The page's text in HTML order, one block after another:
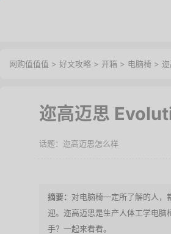
网购值值值 > 好文攻略 > 开箱 > 电脑椅 >
迩高迈思
迩高迈思怎么样
对电脑椅一定所了解的人，
迎。迩高迈思是生产人体工学电
手？一起来看看。